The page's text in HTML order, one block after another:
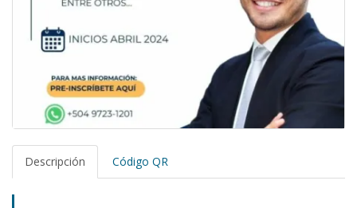
Descripción Código QR